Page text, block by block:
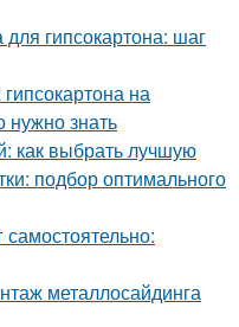
гипсокартона: шаг
на
нужно знать
как выбрать лучшую
подбор оптимального
самостоятельно:
металлосайдинга